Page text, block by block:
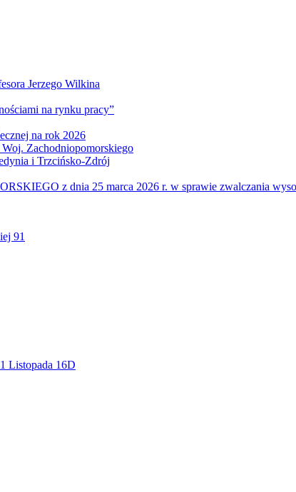
Jerzego Wilkina
na rynku pracy”
na rok 2026
Zachodniopomorskiego
i Trzcińsko-Zdrój
z dnia 25 marca 2026 r. w sprawie zwalczania